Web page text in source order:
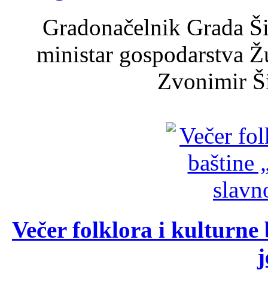
Gradonačelnik Grada
ministar gospodarstva
Zvonimir
Večer folklora i kulturne